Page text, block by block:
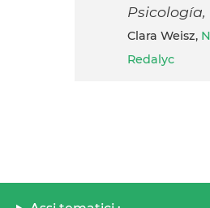
Psicología,
Clara Weisz,
Redalyc